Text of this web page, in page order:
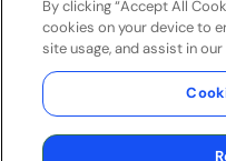
プライ
© 2026 Oasys
By clicking “Accept All
cookies on your device to
site usage, and assist in